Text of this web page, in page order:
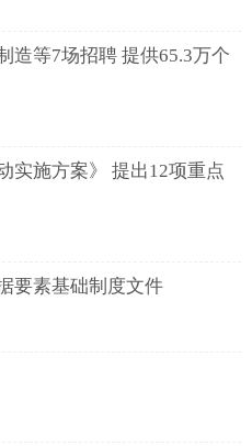
造等7场招聘 提供65.3万个
实施方案》 提出12项重点
要素基础制度文件